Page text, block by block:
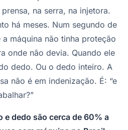
na serra, na injetora.
há meses. Num segundo de
máquina não tinha proteção
onde não devia. Quando ele
dedo. Ou o dedo inteiro. A
não é em indenização. É: “e
e dedo são cerca de 60% a